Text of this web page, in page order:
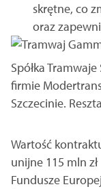
skrętne, co
oraz
Spółka
firmie
Szczecinie.
Wartość
unijne 115 mln
Fundusze